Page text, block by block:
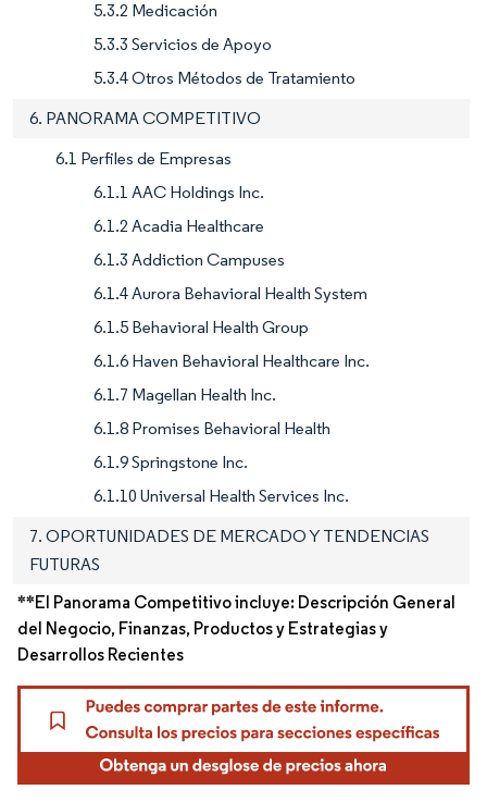
5.3.2 Medicación
5.3.3 Servicios de Apoyo
5.3.4 Otros Métodos de Tratamiento
6. PANORAMA COMPETITIVO
6.1 Perfiles de Empresas
6.1.1 AAC Holdings Inc.
6.1.2 Acadia Healthcare
6.1.3 Addiction Campuses
6.1.4 Aurora Behavioral Health System
6.1.5 Behavioral Health Group
6.1.6 Haven Behavioral Healthcare Inc.
6.1.7 Magellan Health Inc.
6.1.8 Promises Behavioral Health
6.1.9 Springstone Inc.
6.1.10 Universal Health Services Inc.
7. OPORTUNIDADES DE MERCADO Y TENDENCIAS
FUTURAS
**El Panorama Competitivo incluye: Descripción General
del Negocio, Finanzas, Productos y Estrategias y
Desarrollos Recientes